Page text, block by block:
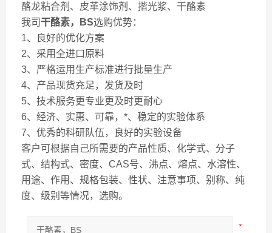
酪龙粘合剂、皮革涂饰剂、揩光浆、干酪素
我司干酪素，BS选购优势：
1、良好的优化方案
2、采用全进口原料
3、严格运用生产标准进行批量生产
4、产品现货充足，发货及时
5、技术服务更专业更及时更耐心
6、经济、实惠、可靠，*、稳定的实验体系
7、优秀的科研队伍，良好的实验设备
客户可根据自己所需要的产品性质、化学式、分子
式、结构式、密度、CAS号、沸点、熔点、水溶性、
用途、作用、规格包装、性状、注意事项、别称、纯
度、级别等情况，选购。